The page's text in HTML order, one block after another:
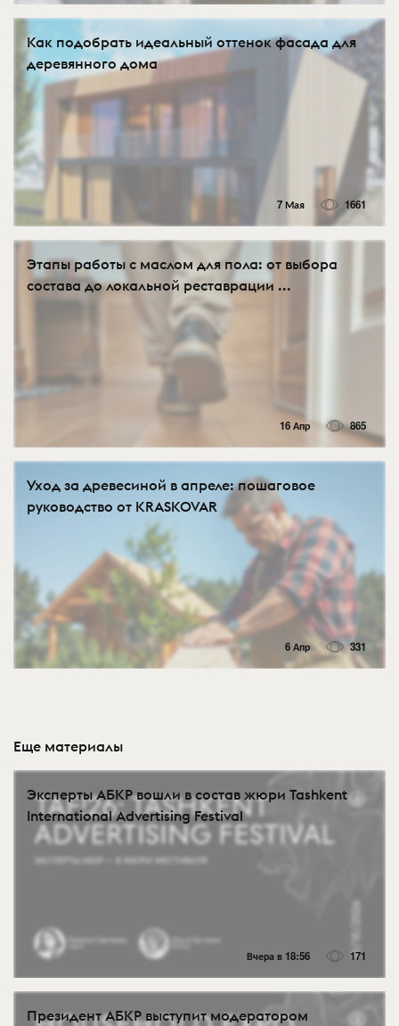
Как подобрать идеальный оттенок фасада для
деревянного дома
7 Мая 1661
Этапы работы с маслом для пола: от выбора
состава до локальной реставрации ...
16 Апр 865
Уход за древесиной в апреле: пошаговое
руководство от KRASKOVAR
6 Апр 331
Еще материалы
Эксперты АБКР вошли в состав жюри Tashkent
International Advertising Festival
Вчера в 18:56 171
Президент АБКР выступит модератором